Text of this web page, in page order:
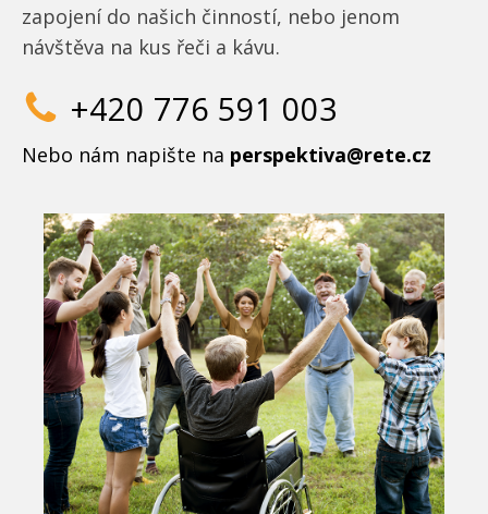
zapojení do našich činností, nebo jenom
návštěva na kus řeči a kávu.
+420 776 591 003
Nebo nám napište na perspektiva@rete.cz